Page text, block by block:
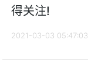
得关注!
2021-03-03 05:47:03